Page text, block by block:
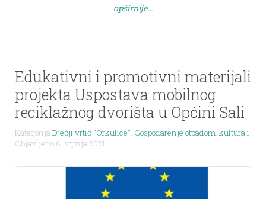
( https://sunce-st.org/aktivni-projekti/for-plastic-
opširnije...
Edukativni i promotivni materijali
projekta Uspostava mobilnog
reciklažnog dvorišta u Općini Sali
KategorijaDječji vrtić "Orkulice", Gospodarenje otpadom, kultura i
Objavljeno 6. srpnja 2021.